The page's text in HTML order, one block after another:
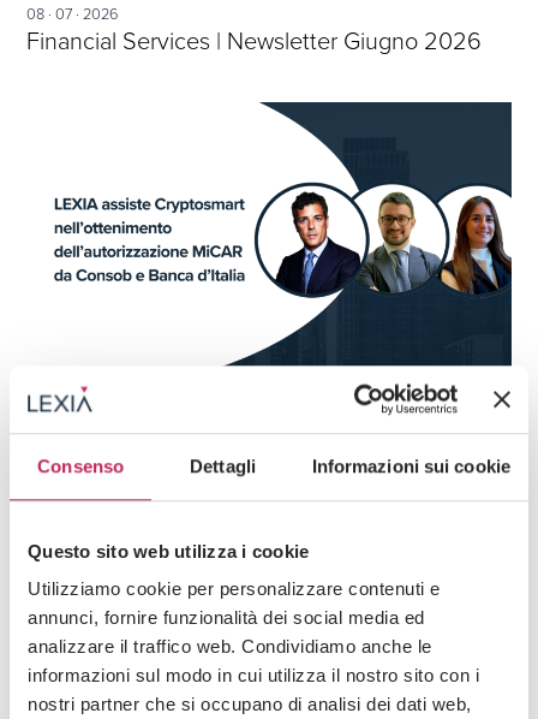
Consenso Dettagli Informazioni sui cookie
Questo sito web utilizza i cookie
Utilizziamo cookie per personalizzare contenuti e
annunci, fornire funzionalità dei social media ed
analizzare il traffico web. Condividiamo anche le
informazioni sul modo in cui utilizza il nostro sito con i
nostri partner che si occupano di analisi dei dati web,
Iscriviti alla newsletter
08 · 07 · 2026
Financial Services | Newsletter Giugno 2026
PressRegolamentazione finanziaria & Fintech
01 · 07 · 2026
LEXIA assiste Cryptosmart nell’ottenimento
d’Italia
Guarda tutti +